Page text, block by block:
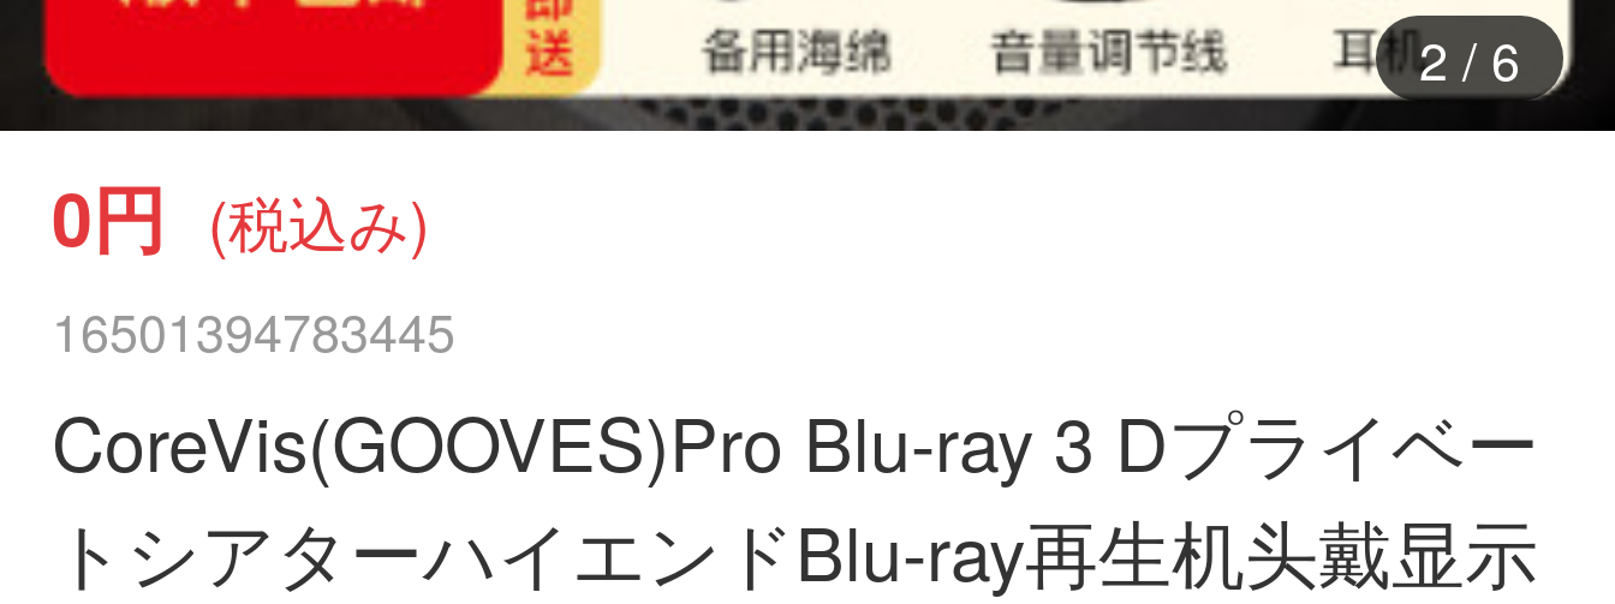
2 / 6
0円 (税込み)
16501394783445
CoreVis(GOOVES)Pro Blu-ray 3 Dプライベー
トシアターハイエンドBlu-ray再生机头戴显示